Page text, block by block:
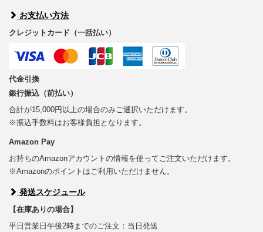
お支払い方法
クレジットカード（一括払い）
代金引換
銀行振込（前払い）
合計が15,000円以上の場合のみご選択いただけます。
※振込手数料はお客様負担となります。
Amazon Pay
お持ちのAmazonアカウントの情報を使ってご注文いただけます。
※Amazonのポイントはご利用いただけません。
発送スケジュール
【在庫ありの場合】
平日営業日午後2時までのご注文：当日発送